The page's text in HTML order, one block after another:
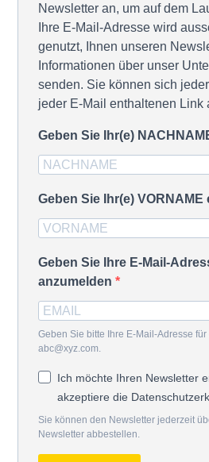
Newsletter an, um auf dem
Ihre E-Mail-Adresse wird
genutzt, Ihnen unseren
Informationen über unser
senden. Sie können sich
jeder E-Mail enthaltenen Link
Geben Sie Ihr(e)
Geben Sie Ihr(e) VORNAME
Geben Sie Ihre E-Mail-
anzumelden
Geben Sie bitte Ihre E-Mail-Adresse
abc@xyz.com.
Ich möchte Ihren Newsletter
akzeptiere die
Sie können den Newsletter jederzeit
Newsletter abbestellen.